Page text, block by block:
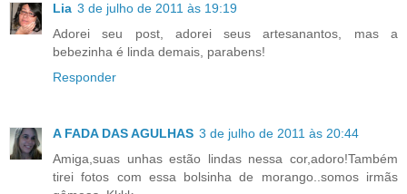
Lia 3 de julho de 2011 às 19:19
Adorei seu post, adorei seus artesanantos, mas a
bebezinha é linda demais, parabens!
Responder
A FADA DAS AGULHAS 3 de julho de 2011 às 20:44
Amiga,suas unhas estão lindas nessa cor,adoro!Também
tirei fotos com essa bolsinha de morango..somos irmãs